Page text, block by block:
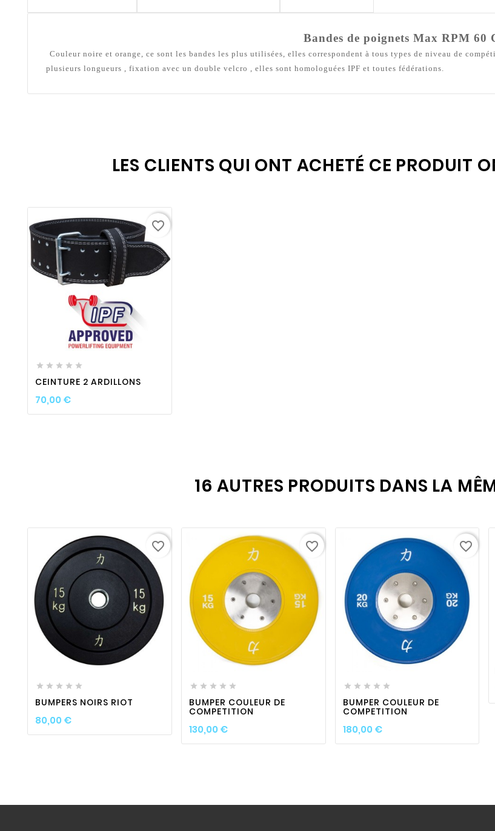
Bandes de poignets Max RPM 60
Couleur noire et orange, ce sont les bandes les plus utilisées, elles correspondent à tous types de niveau de
plusieurs longueurs , fixation avec un double velcro , elles sont homologuées IPF et toutes fédérations.
LES CLIENTS QUI ONT ACHETÉ CE PRODUIT
favorite_border 
    
CEINTURE 2 ARDILLONS
70,00 €Prix
favorite_border
16 AUTRES PRODUITS DANS LA

    
BUMPERS NOIRS RIOT
80,00 €Prix
favorite_border
 
    
BUMPER COULEUR DE
COMPETITION
130,00 €Prix
favorite_border
 favorite_border 
    
BUMPER COULEUR DE
COMPETITION
180,00 €Prix
favorite_border